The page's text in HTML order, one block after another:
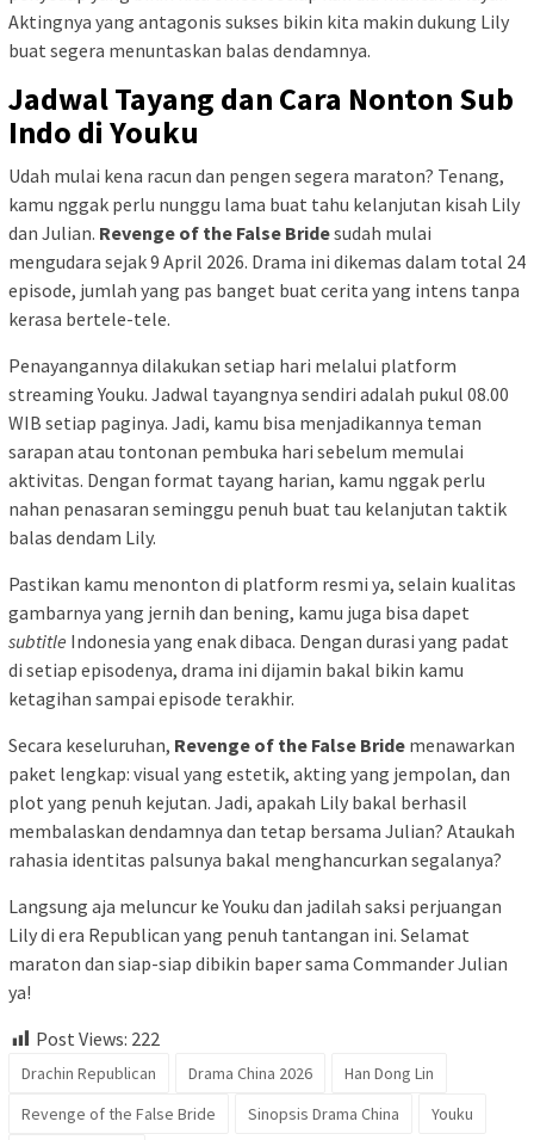
Aktingnya yang antagonis sukses bikin kita makin dukung Lily
buat segera menuntaskan balas dendamnya.
Jadwal Tayang dan Cara Nonton Sub
Indo di Youku
Udah mulai kena racun dan pengen segera maraton? Tenang,
kamu nggak perlu nunggu lama buat tahu kelanjutan kisah Lily
dan Julian. Revenge of the False Bridesudah mulai
mengudara sejak 9 April 2026. Drama ini dikemas dalam total 24
episode, jumlah yang pas banget buat cerita yang intens tanpa
kerasa bertele-tele.
Penayangannya dilakukan setiap hari melalui platform
streaming Youku. Jadwal tayangnya sendiri adalah pukul 08.00
WIB setiap paginya. Jadi, kamu bisa menjadikannya teman
sarapan atau tontonan pembuka hari sebelum memulai
aktivitas. Dengan format tayang harian, kamu nggak perlu
nahan penasaran seminggu penuh buat tau kelanjutan taktik
balas dendam Lily.
Pastikan kamu menonton di platform resmi ya, selain kualitas
gambarnya yang jernih dan bening, kamu juga bisa dapet
subtitle Indonesia yang enak dibaca. Dengan durasi yang padat
di setiap episodenya, drama ini dijamin bakal bikin kamu
ketagihan sampai episode terakhir.
Secara keseluruhan, Revenge of the False Bride menawarkan
paket lengkap: visual yang estetik, akting yang jempolan, dan
plot yang penuh kejutan. Jadi, apakah Lily bakal berhasil
membalaskan dendamnya dan tetap bersama Julian? Ataukah
rahasia identitas palsunya bakal menghancurkan segalanya?
Langsung aja meluncur ke Youku dan jadilah saksi perjuangan
Lily di era Republican yang penuh tantangan ini. Selamat
maraton dan siap-siap dibikin baper sama Commander Julian
ya!
Post Views: 222
Drachin Republican Drama China 2026
Han Dong Lin
Revenge of the False Bride
Sinopsis Drama China Youku